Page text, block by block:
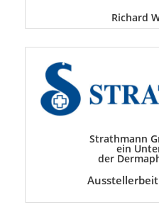
Richard
Strathmann
ein
der